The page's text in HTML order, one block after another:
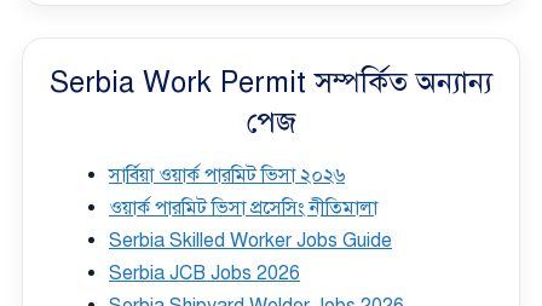
Serbia Work Permit সম্পর্কিত অন্যান্য
পেজ
সার্বিয়া ওয়ার্ক পারমিট ভিসা ২০২৬
ওয়ার্ক পারমিট ভিসা প্রসেসিং নীতিমালা
Serbia Skilled Worker Jobs Guide
Serbia JCB Jobs 2026